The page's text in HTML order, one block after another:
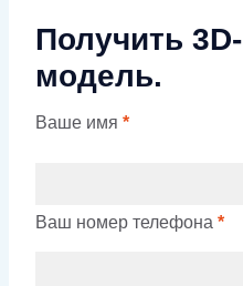
Получить 3D-
модель.
Ваше имя *
Ваш номер телефона *